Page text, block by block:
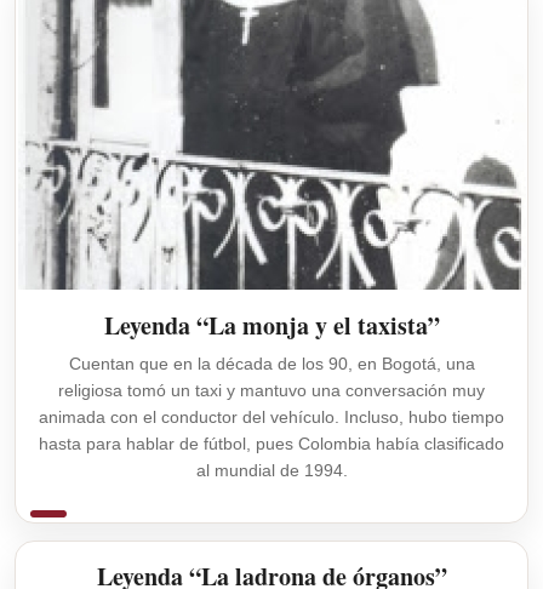
Leyenda “La monja y el taxista”
Cuentan que en la década de los 90, en Bogotá, una
religiosa tomó un taxi y mantuvo una conversación muy
animada con el conductor del vehículo. Incluso, hubo tiempo
hasta para hablar de fútbol, pues Colombia había clasificado
al mundial de 1994.
Leyenda “La ladrona de órganos”